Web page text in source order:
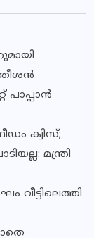
പാപ്പാൻ
ക്വിസ്;
മന്ത്രി
വീട്ടിലെത്തി